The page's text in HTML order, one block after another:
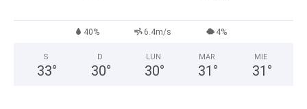
40% 6.4m/s 4%
S
33°
D
30°
LUN
30°
MAR
31 °
MIE
31 °